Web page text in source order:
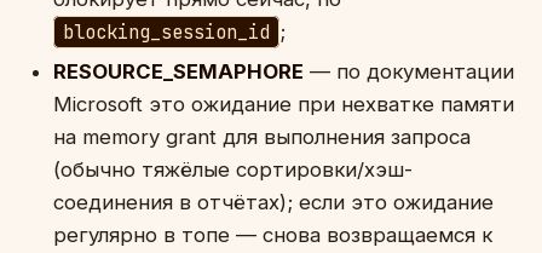
blocking_session_id ;
RESOURCE_SEMAPHORE — по документации
Microsoft это ожидание при нехватке памяти
на memory grant для выполнения запроса
(обычно тяжёлые сортировки/хэш-
соединения в отчётах); если это ожидание
регулярно в топе — снова возвращаемся к